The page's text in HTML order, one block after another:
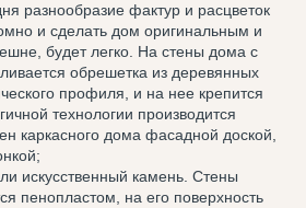
разнообразие фактур и расцветок
и сделать дом оригинальным и
будет легко. На стены дома с
обрешетка из деревянных
профиля, и на нее крепится
технологии производится
каркасного дома фасадной доской,
искусственный камень. Стены
пенопластом, на его поверхность